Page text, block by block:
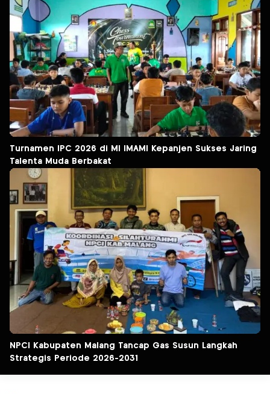
Turnamen IPC 2026 di MI IMAMI Kepanjen Sukses Jaring
Talenta Muda Berbakat
NPCI Kabupaten Malang Tancap Gas Susun Langkah
Strategis Periode 2026-2031